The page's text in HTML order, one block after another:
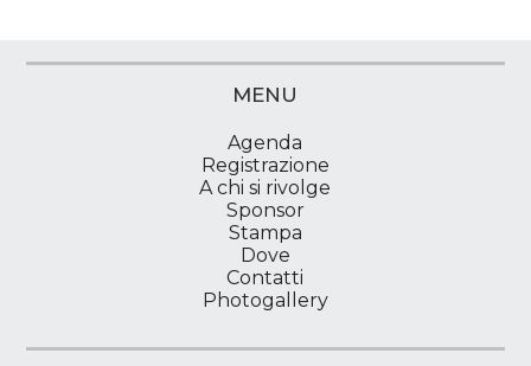
MENU
Agenda
Registrazione
A chi si rivolge
Sponsor
Stampa
Dove
Contatti
Photogallery